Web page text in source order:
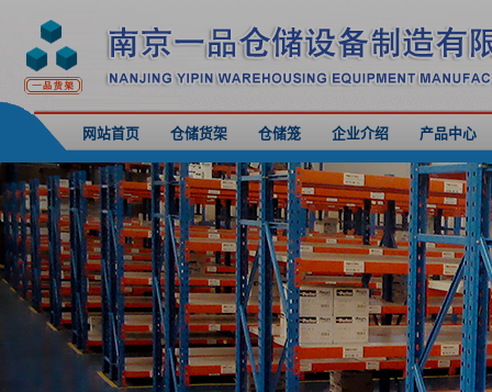
网站首页 仓储货架 仓储笼 企业介绍 产品中心